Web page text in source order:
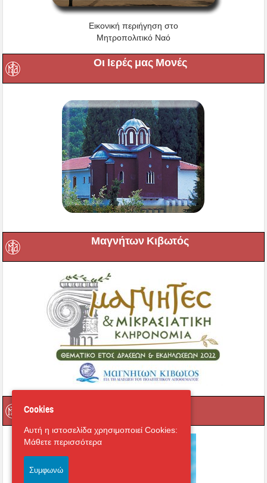
Εικονική περιήγηση στο
Μητροπολιτικό Ναό
Οι Ιερές μας Μονές
Μαγνήτων Κιβωτός
Cookies
Αυτή η ιστοσελίδα χρησιμοποιεί Cookies:
Μάθετε περισσότερα
Συμφωνώ